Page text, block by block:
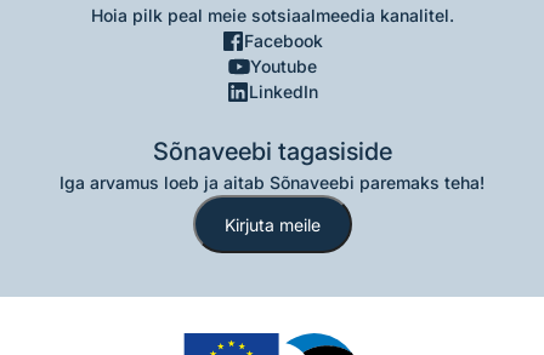
Hoia pilk peal meie sotsiaalmeedia kanalitel.
Facebook
Youtube
LinkedIn
Sõnaveebi tagasiside
Iga arvamus loeb ja aitab Sõnaveebi paremaks teha!
Kirjuta meile